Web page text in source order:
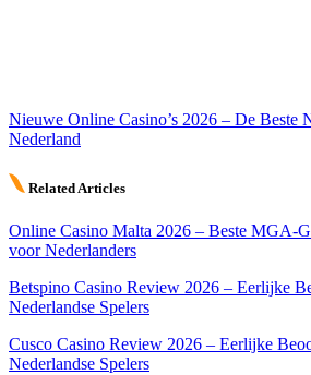
Nieuwe Online Casino’s 2026 – De Beste
Nederland
Related Articles
Online Casino Malta 2026 – Beste MGA-
voor Nederlanders
Betspino Casino Review 2026 – Eerlijke
Nederlandse Spelers
Cusco Casino Review 2026 – Eerlijke
Nederlandse Spelers